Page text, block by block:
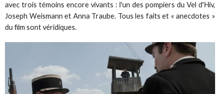
avec trois témoins encore vivants : l'un des pompiers du Vel d'Hiv,
Joseph Weismann et Anna Traube. Tous les faits et « anecdotes »
du film sont véridiques.